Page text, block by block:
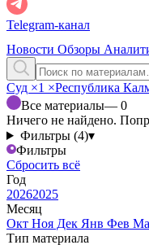
Telegram-канал
Новости Обзоры
Суд ×1 ×Республика
Все материалы— 0
Ничего не найдено.
Фильтры (4)▾
Фильтры
Сбросить всё
Год
20262025
Месяц
Окт Ноя Дек Янв Фев
Тип материала